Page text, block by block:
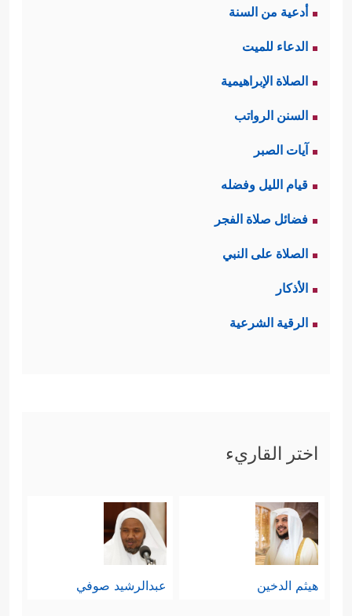
أدعية من السنة
الدعاء للميت
الصلاة الإبراهيمية
السنن الرواتب
آيات الصبر
قيام الليل وفضله
فضائل صلاة الفجر
الصلاة على النبي
الأذكار
الرقية الشرعية
اختر القاريء
هيثم الدخين عبدالرشيد صوفي